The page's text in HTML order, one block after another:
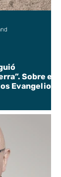
Sobre el
Evangelios.